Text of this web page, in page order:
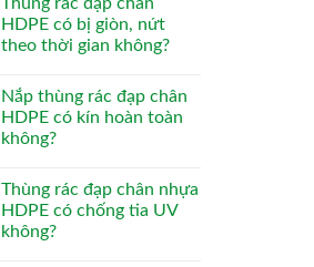
Thùng rác đạp chân
HDPE có bị giòn, nứt
theo thời gian không?
Nắp thùng rác đạp chân
HDPE có kín hoàn toàn
không?
Thùng rác đạp chân nhựa
HDPE có chống tia UV
không?